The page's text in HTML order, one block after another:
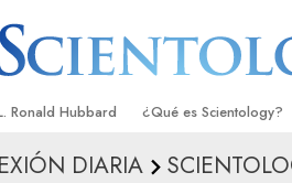
Ronald Hubbard ¿Qué es Scientology?
Creencias y Prácticas
DIARIA